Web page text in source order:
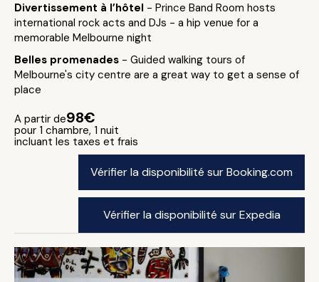
Divertissement à l’hôtel - Prince Band Room hosts
international rock acts and DJs - a hip venue for a
memorable Melbourne night
Belles promenades - Guided walking tours of
Melbourne's city centre are a great way to get a sense of
place
A partir de98€
pour 1 chambre, 1 nuit
incluant les taxes et frais
Vérifier la disponibilité sur Booking.com
Vérifier la disponibilité sur Expedia